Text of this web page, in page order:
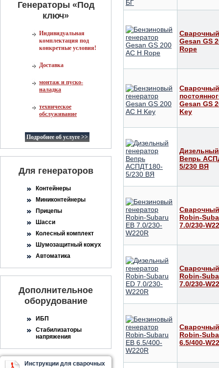
Генераторы «Под
ключ»
Индивидуальная
комплектация под
конкретные условия!
Доставка
монтаж и пуско-
наладка
техническое
обслуживание
Подробнее об услуге >>
Для генераторов
Контейнеры
Миниконтейнеры
Прицепы
Шасси
Колесный комплект
Шумозащитный кожух
Автоматика
Дополнительное
оборудование
ИБП
Стабилизаторы
напряжения
Инструкции для сварочных
Сварочный
Gesan GS
Rope
Сварочный
Gesan GS
Key
Дизельный
Вепрь
5/230 ВЯ
Сварочный
Robin-
7.0/230-
Сварочный
Robin-
7.0/230-
Сварочный
Robin-
6.5/400-